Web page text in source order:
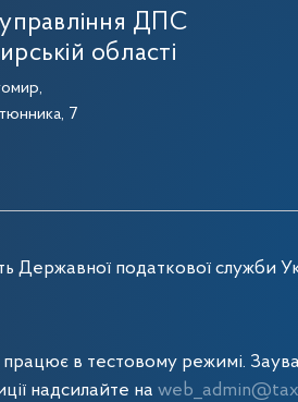
ДПС
області
7
Державної податкової служби
в тестовому режимі.
надсилайте на